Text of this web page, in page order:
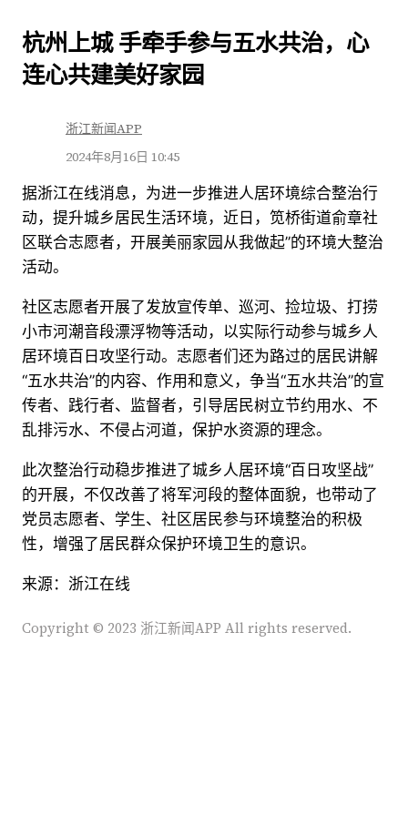
杭州上城 手牵手参与五水共治，心
连心共建美好家园
浙江新闻APP
2024年8月16日 10:45
据浙江在线消息，为进一步推进人居环境综合整治行
动，提升城乡居民生活环境，近日，笕桥街道俞章社
区联合志愿者，开展美丽家园从我做起”的环境大整治
活动。
社区志愿者开展了发放宣传单、巡河、捡垃圾、打捞
小市河潮音段漂浮物等活动，以实际行动参与城乡人
居环境百日攻坚行动。志愿者们还为路过的居民讲解
“五水共治”的内容、作用和意义，争当“五水共治”的宣
传者、践行者、监督者，引导居民树立节约用水、不
乱排污水、不侵占河道，保护水资源的理念。
此次整治行动稳步推进了城乡人居环境“百日攻坚战”
的开展，不仅改善了将军河段的整体面貌，也带动了
党员志愿者、学生、社区居民参与环境整治的积极
性，增强了居民群众保护环境卫生的意识。
来源：浙江在线
Copyright © 2023 浙江新闻APP All rights reserved.